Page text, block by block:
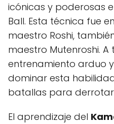
icónicas y poderosas
Ball. Esta técnica fue
maestro Roshi,
maestro Mutenroshi. A
entrenamiento arduo
dominar esta
batallas para derrotar
El aprendizaje del